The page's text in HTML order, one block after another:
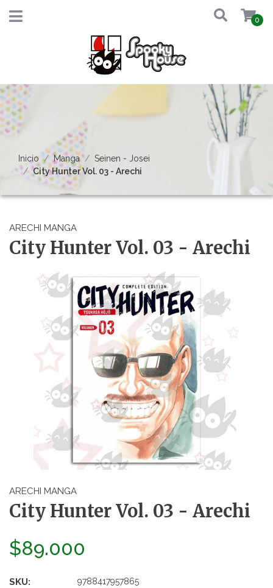
0
Inicio Manga
Seinen - Josei
City Hunter Vol. 03 - Arechi
ARECHI MANGA
City Hunter Vol. 03 - Arechi
ARECHI MANGA
City Hunter Vol. 03 - Arechi
$89.000
SKU: 9788417957865